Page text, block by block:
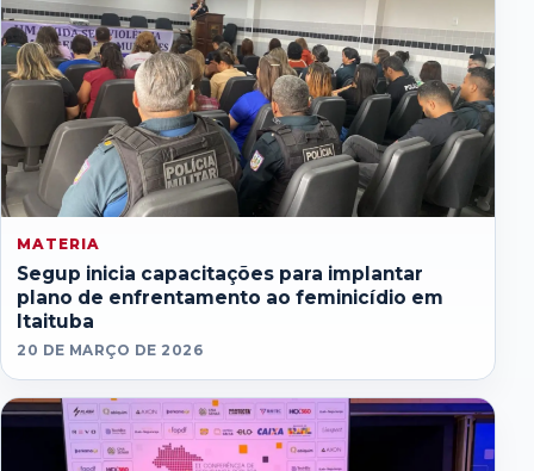
MATERIA
Segup inicia capacitações para implantar
plano de enfrentamento ao feminicídio em
Itaituba
20 DE MARÇO DE 2026